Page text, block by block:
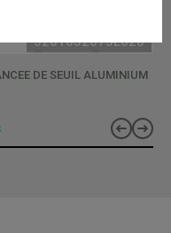
3201052075L620
DE SEUIL ALUMINIUM